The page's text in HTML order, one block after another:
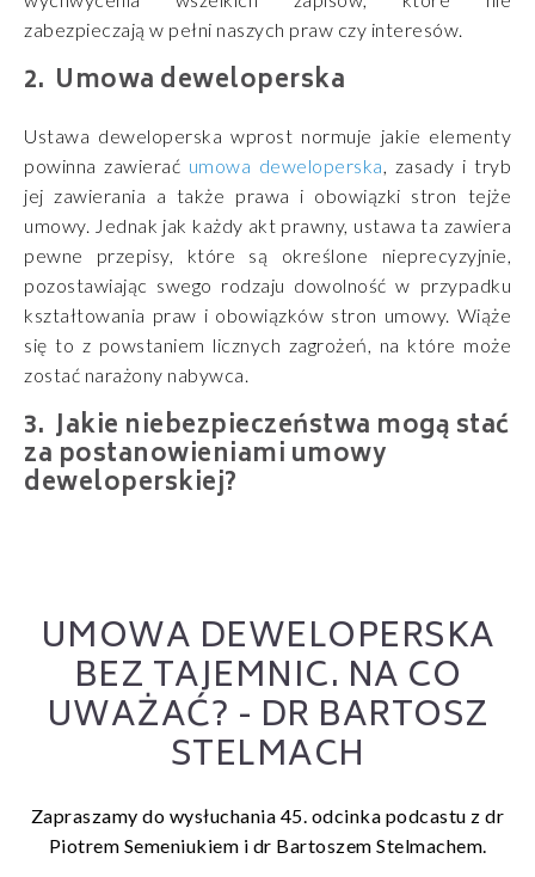
zabezpieczają w pełni naszych praw czy interesów.
Umowa deweloperska
Ustawa deweloperska wprost normuje jakie elementy
powinna zawierać umowa deweloperska , zasady i tryb
jej zawierania a także prawa i obowiązki stron tejże
umowy. Jednak jak każdy akt prawny, ustawa ta zawiera
pewne przepisy, które są określone nieprecyzyjnie,
pozostawiając swego rodzaju dowolność w przypadku
kształtowania praw i obowiązków stron umowy. Wiąże
się to z powstaniem licznych zagrożeń, na które może
zostać narażony nabywca.
Jakie niebezpieczeństwa mogą stać
za postanowieniami umowy
deweloperskiej?
UMOWA DEWELOPERSKA
BEZ TAJEMNIC. NA CO
UWAŻAĆ? - DR BARTOSZ
STELMACH
Zapraszamy do wysłuchania 45. odcinka podcastu z dr
Piotrem Semeniukiem i dr Bartoszem Stelmachem.